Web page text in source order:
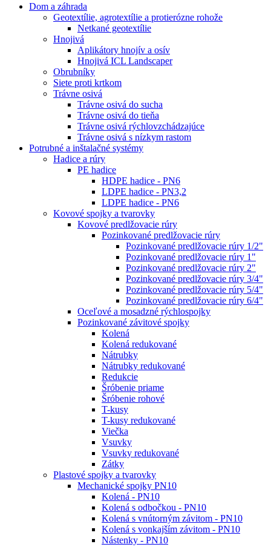
Dom a záhrada
Geotextílie, agrotextílie a protierózne rohože
Netkané geotextílie
Hnojivá
Aplikátory hnojív a osív
Hnojivá ICL Landscaper
Obrubníky
Siete proti krtkom
Trávne osivá
Trávne osivá do sucha
Trávne osivá do tieňa
Trávne osivá rýchlovzchádzajúce
Trávne osivá s nízkym rastom
Potrubné a inštalačné systémy
Hadice a rúry
PE hadice
HDPE hadice - PN6
LDPE hadice - PN3,2
LDPE hadice - PN6
Kovové spojky a tvarovky
Kovové predlžovacie rúry
Pozinkované predlžovacie rúry
Pozinkované predlžovacie rúry 1/2"
Pozinkované predlžovacie rúry 1"
Pozinkované predlžovacie rúry 2"
Pozinkované predlžovacie rúry 3/4"
Pozinkované predlžovacie rúry 5/4"
Pozinkované predlžovacie rúry 6/4"
Oceľové a mosadzné rýchlospojky
Pozinkované závitové spojky
Kolená
Kolená redukované
Nátrubky
Nátrubky redukované
Redukcie
Šróbenie priame
Šróbenie rohové
T-kusy
T-kusy redukované
Viečka
Vsuvky
Vsuvky redukované
Zátky
Plastové spojky a tvarovky
Mechanické spojky PN10
Kolená - PN10
Kolená s odbočkou - PN10
Kolená s vnútorným závitom - PN10
Kolená s vonkajším závitom - PN10
Nástenky - PN10